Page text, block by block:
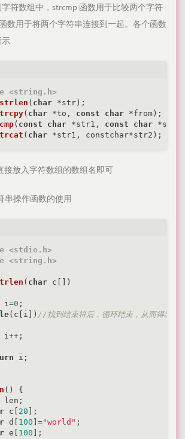
符数组中，strcmp 函数用于比较两个字符
数用于将两个字符串连接到一起。各个函数
示
<string.h>
strlen ( char *str)
( char *to, const char *from)
( const char *str1, const char
( char *str1, constchar*str2)
接放入字符数组的数组名即可
串操作函数的使用
<stdio.h>
<string.h>
( char c[])
i=0 ;
(c[i]) //找到结束符后，循环结束，从而得出字
i++;
i;
()
{
len;
c[ 20 ];
d[ 100 ]="world" ;
e[ 100 ];